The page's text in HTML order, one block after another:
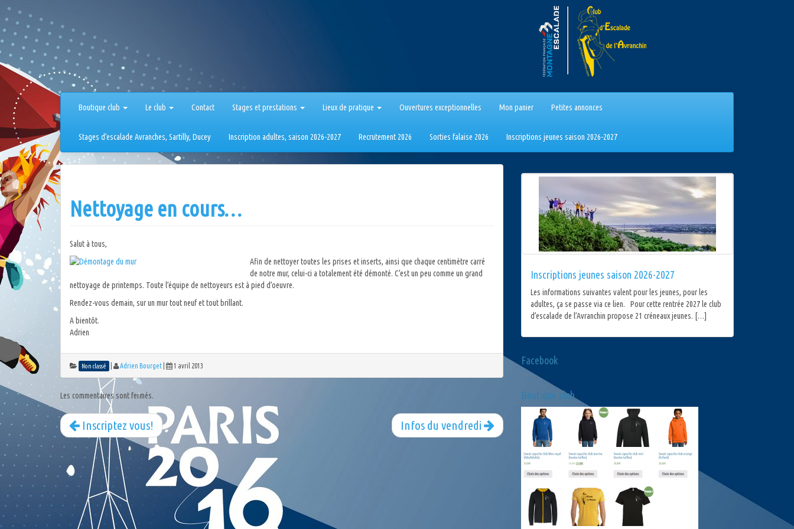
Aller
au
contenu
Boutique club Le club Contact Stages et prestations Lieux de pratique Ouvertures exceptionnelles Mon panier Petites annonces
Stages d’escalade Avranches, Sartilly, Ducey Inscription adultes, saison 2026-2027 Recrutement 2026 Sorties falaise 2026 Inscriptions jeunes saison 2026-2027
Nettoyage en cours…
Salut à tous,
Afin de nettoyer toutes les prises et inserts, ainsi que chaque centimètre carré
de notre mur, celui-ci a totalement été démonté. C’est un peu comme un grand
nettoyage de printemps. Toute l’équipe de nettoyeurs est à pied d’oeuvre.
Rendez-vous demain, sur un mur tout neuf et tout brillant.
A bientôt.
Adrien
Non classé Adrien Bourget 1 avril 2013
Les commentaires sont fermés.
Infos du vendredi
Inscriptez vous!
Inscriptions jeunes saison 2026-2027
Les informations suivantes valent pour les jeunes, pour les
adultes, ça se passe via ce lien. Pour cette rentrée 2027 le club
d’escalade de l’Avranchin propose 21 créneaux jeunes. […]
Facebook
Boutique club